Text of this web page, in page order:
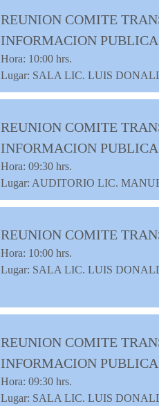
REUNION COMITE
INFORMACION PUBLICA
Hora: 10:00 hrs.
Lugar: SALA LIC. LUIS
REUNION COMITE
INFORMACION PUBLICA
Hora: 09:30 hrs.
Lugar: AUDITORIO LIC.
REUNION COMITE
Hora: 10:00 hrs.
Lugar: SALA LIC. LUIS
REUNION COMITE
INFORMACION PUBLICA
Hora: 09:30 hrs.
Lugar: SALA LIC. LUIS